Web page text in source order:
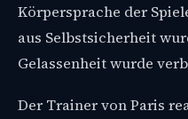
Körpersprache der
aus Selbstsicherheit
Gelassenheit wurde
Der Trainer von Paris